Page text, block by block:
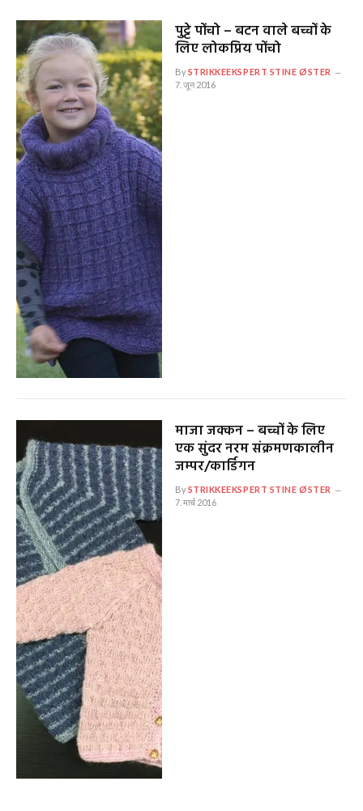
पुट्टे पोंचो – बटन वाले बच्चों के
लिए लोकप्रिय पोंचो
BySTRIKKEEKSPERT STINE ØSTER
7. जून 2016
माजा जक्कन – बच्चों के लिए
एक सुंदर नरम संक्रमणकालीन
जम्पर/कार्डिगन
BySTRIKKEEKSPERT STINE ØSTER
7. मार्च 2016